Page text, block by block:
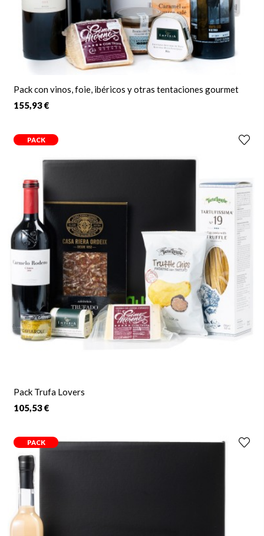
Pack con vinos, foie, ibéricos y otras tentaciones gourmet
155,93 €
PACK
Pack Trufa Lovers
105,53 €
PACK